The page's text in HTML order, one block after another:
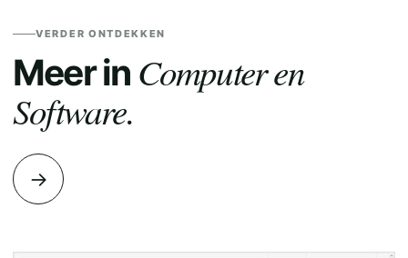
VERDER ONTDEKKEN
Meer in Computer en
Software.
→